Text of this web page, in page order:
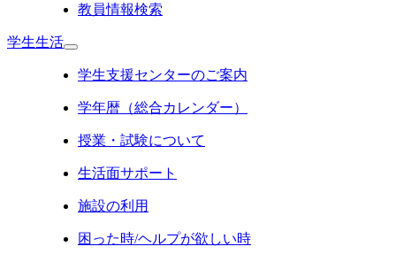
教員情報検索
学生生活
学生支援センターのご案内
学年暦（総合カレンダー）
授業・試験について
生活面サポート
施設の利用
困った時/ヘルプが欲しい時